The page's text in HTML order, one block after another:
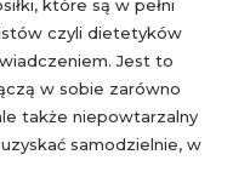
które są w pełni
czyli dietetyków
Jest to
w sobie zarówno
także niepowtarzalny
samodzielnie, w